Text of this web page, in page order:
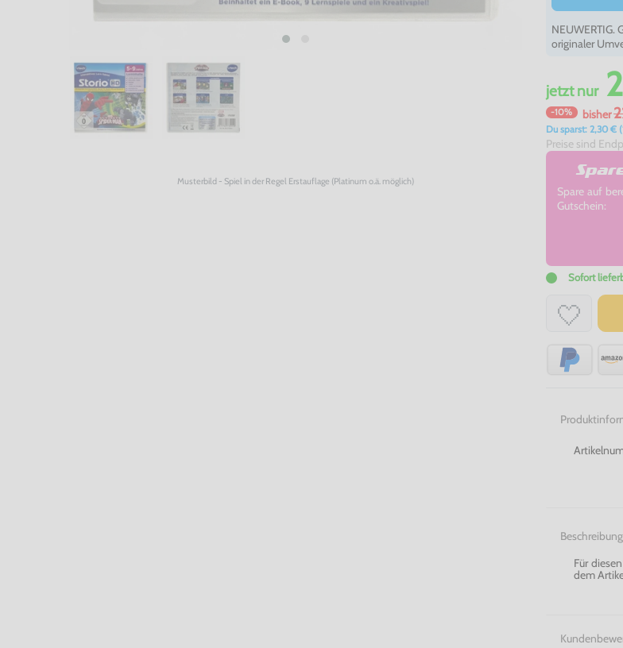
Musterbild - Spiel in der Regel Erstauflage (Platinum o.ä. möglich)
NEUWERTIG.
originaler
jetztnur
-10% bisher
Du sparst: 2,30 €
Preise sind
Spare auf
Gutschein:
Sofort
Beschreibung
Für
dem